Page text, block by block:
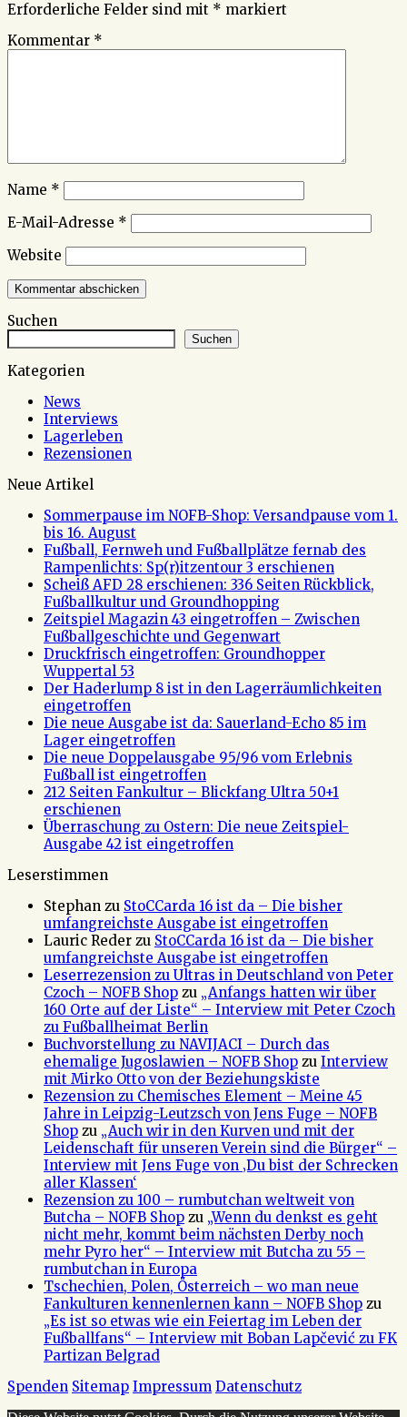
Erforderliche Felder sind mit * markiert
Kommentar *
Name *
E-Mail-Adresse *
Website
Suchen
Suchen
Kategorien
News
Interviews
Lagerleben
Rezensionen
Neue Artikel
Sommerpause im NOFB-Shop: Versandpause vom 1.
bis 16. August
Fußball, Fernweh und Fußballplätze fernab des
Rampenlichts: Sp(r)itzentour 3 erschienen
Scheiß AFD 28 erschienen: 336 Seiten Rückblick,
Fußballkultur und Groundhopping
Zeitspiel Magazin 43 eingetroffen – Zwischen
Fußballgeschichte und Gegenwart
Druckfrisch eingetroffen: Groundhopper
Wuppertal 53
Der Haderlump 8 ist in den Lagerräumlichkeiten
eingetroffen
Die neue Ausgabe ist da: Sauerland-Echo 85 im
Lager eingetroffen
Die neue Doppelausgabe 95/96 vom Erlebnis
Fußball ist eingetroffen
212 Seiten Fankultur – Blickfang Ultra 50+1
erschienen
Überraschung zu Ostern: Die neue Zeitspiel-
Ausgabe 42 ist eingetroffen
Leserstimmen
Stephan zu StoCCarda 16 ist da – Die bisher
umfangreichste Ausgabe ist eingetroffen
Lauric Reder zu StoCCarda 16 ist da – Die bisher
umfangreichste Ausgabe ist eingetroffen
Leserrezension zu Ultras in Deutschland von Peter
Czoch – NOFB Shop zu „Anfangs hatten wir über
160 Orte auf der Liste“ – Interview mit Peter Czoch
zu Fußballheimat Berlin
Buchvorstellung zu NAVIJACI – Durch das
ehemalige Jugoslawien – NOFB Shop zu Interview
mit Mirko Otto von der Beziehungskiste
Rezension zu Chemisches Element – Meine 45
Jahre in Leipzig-Leutzsch von Jens Fuge – NOFB
Shop zu „Auch wir in den Kurven und mit der
Leidenschaft für unseren Verein sind die Bürger“ –
Interview mit Jens Fuge von ‚Du bist der Schrecken
aller Klassen‘
Rezension zu 100 – rumbutchan weltweit von
Butcha – NOFB Shop zu „Wenn du denkst es geht
nicht mehr, kommt beim nächsten Derby noch
mehr Pyro her“ – Interview mit Butcha zu 55 –
rumbutchan in Europa
Tschechien, Polen, Österreich – wo man neue
Fankulturen kennenlernen kann – NOFB Shop zu
„Es ist so etwas wie ein Feiertag im Leben der
Fußballfans“ – Interview mit Boban Lapčević zu FK
Partizan Belgrad
Spenden Sitemap Impressum Datenschutz